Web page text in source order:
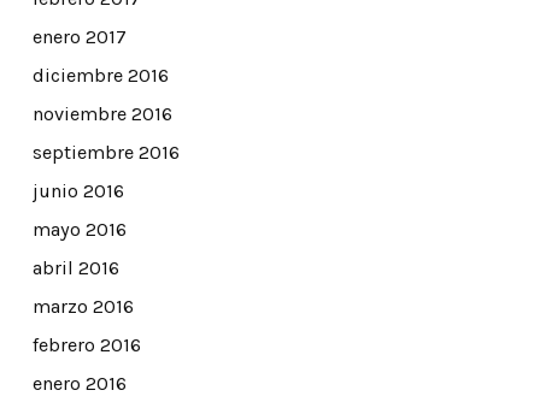
enero 2017
diciembre 2016
noviembre 2016
septiembre 2016
junio 2016
mayo 2016
abril 2016
marzo 2016
febrero 2016
enero 2016